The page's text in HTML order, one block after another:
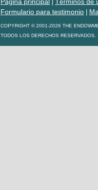
Formulario para testimonio
COPYRIGHT © 2001-2026 THE
TODOS LOS DERECHOS